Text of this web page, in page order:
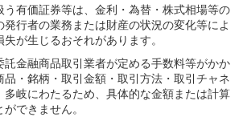
年金）
ウドファンディングTOP
行（ロボアドバイザー）
ィング
う有価証券等は、金利・為替・株式相場等の
行者の業務または財産の状況の変化等によ
が生じるおそれがあります。
託金融商品取引業者が定める手数料等がかか
品・銘柄・取引金額・取引方法・取引チャネ
多岐にわたるため、具体的な金額または計算
できません。